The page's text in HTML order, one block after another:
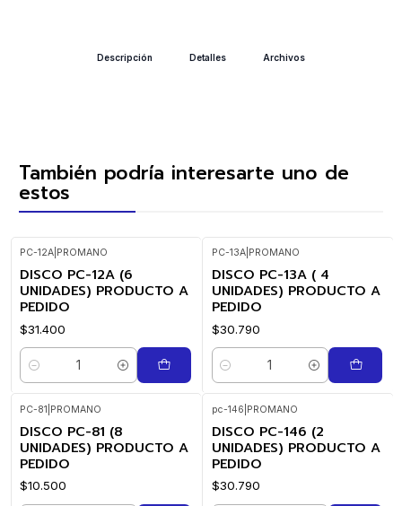
Descripción Detalles Archivos
También podría interesarte uno de
estos
PC-12A PROMANO
DISCO PC-12A (6
UNIDADES) PRODUCTO A
PEDIDO
$31.400
Cantidad
PC-13A| PROMANO
DISCO PC-13A ( 4
UNIDADES) PRODUCTO A
PEDIDO
$30.790
Cantidad
PC-81 PROMANO
DISCO PC-81 (8
UNIDADES) PRODUCTO A
PEDIDO
$10.500
pc-146 PROMANO
DISCO PC-146 (2
UNIDADES) PRODUCTO A
PEDIDO
$30.790